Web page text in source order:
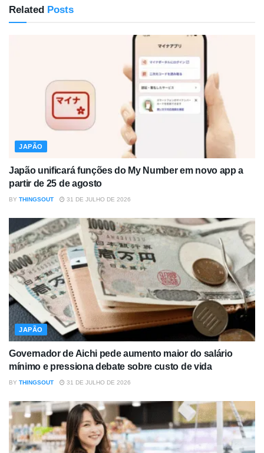
Related Posts
JAPÃO
Japão unificará funções do My Number em novo app a
partir de 25 de agosto
BY THINGSOUT 31 DE JULHO DE 2026
JAPÃO
Governador de Aichi pede aumento maior do salário
mínimo e pressiona debate sobre custo de vida
BY THINGSOUT 31 DE JULHO DE 2026